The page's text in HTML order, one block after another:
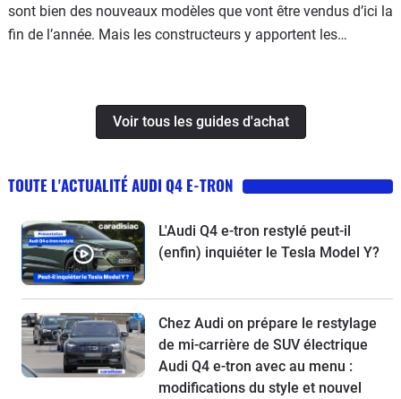
sont bien des nouveaux modèles que vont être vendus d’ici la
fin de l’année. Mais les constructeurs y apportent les
Voir tous les guides d'achat
TOUTE L'ACTUALITÉ AUDI Q4 E-TRON
L'Audi Q4 e-tron restylé peut-il
(enfin) inquiéter le Tesla Model Y?
Chez Audi on prépare le restylage
de mi-carrière de SUV électrique
Audi Q4 e-tron avec au menu :
modifications du style et nouvel